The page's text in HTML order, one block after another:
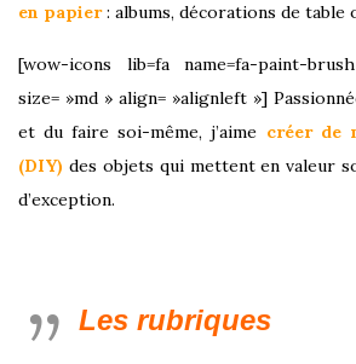
en papier: albums, décorations de table
[wow-icons lib=fa name=fa-paint-
size= »md » align= »alignleft »]
et du faire soi-même, j’aime créer de
(DIY) des objets qui mettent en valeur
d’exception.
Les rubriques